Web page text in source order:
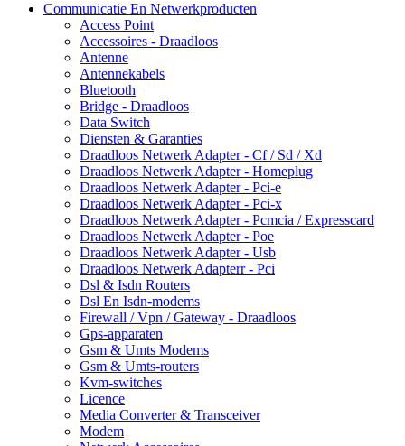
Communicatie En Netwerkproducten
Access Point
Accessoires - Draadloos
Antenne
Antennekabels
Bluetooth
Bridge - Draadloos
Data Switch
Diensten & Garanties
Draadloos Netwerk Adapter - Cf / Sd / Xd
Draadloos Netwerk Adapter - Homeplug
Draadloos Netwerk Adapter - Pci-e
Draadloos Netwerk Adapter - Pci-x
Draadloos Netwerk Adapter - Pcmcia / Expresscard
Draadloos Netwerk Adapter - Poe
Draadloos Netwerk Adapter - Usb
Draadloos Netwerk Adapterr - Pci
Dsl & Isdn Routers
Dsl En Isdn-modems
Firewall / Vpn / Gateway - Draadloos
Gps-apparaten
Gsm & Umts Modems
Gsm & Umts-routers
Kvm-switches
Licence
Media Converter & Transceiver
Modem